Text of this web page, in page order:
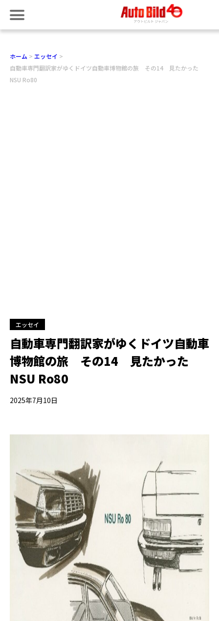
ホーム
エッセイ
自動車専門翻訳家がゆくドイツ自動車博物館の旅 その14 見たかった
NSU Ro80
エッセイ
自動車専門翻訳家がゆくドイツ自動車
博物館の旅 その14 見たかった
NSU Ro80
2025年7月10日